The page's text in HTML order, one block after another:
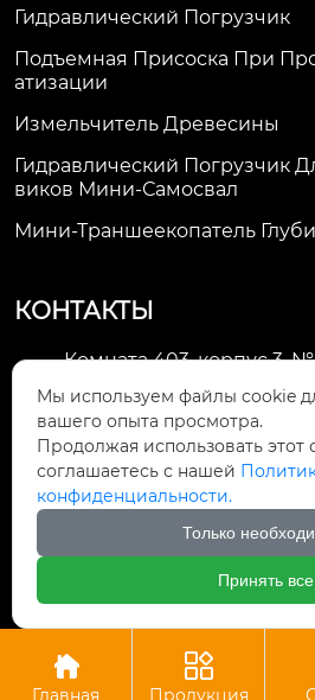
Гидравлический Погрузчик
Подъемная Присоска При
Атизации
Измельчитель Древесины
Гидравлический Погрузчик
Виков Мини-Самосвал
Мини-Траншеекопатель
КОНТАКТЫ
Комната 403, корпус 3,
Зона экономического
город Уси
li@futaogroup.com

Авторское право©ООО Импорт и

Главная

Продукция
Мы используем файлы cookie
вашего опыта просмотра.
Продолжая использовать этот
соглашаетесь с нашей
конфиденциальности.
Только
Принять все